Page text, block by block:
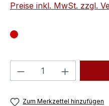
Preise inkl. MwSt. zzgl.
Produkt Anzahl:
Zum Merkzettel hinzufügen